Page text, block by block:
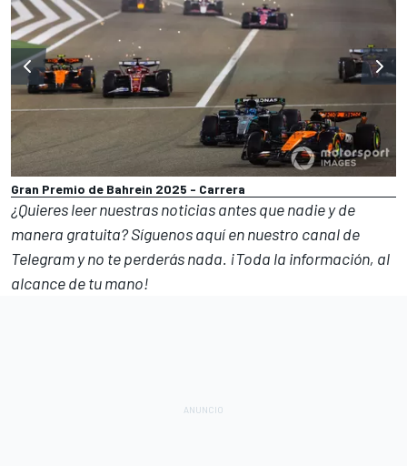
Gran Premio de Bahrein 2025 - Carrera
¿Quieres leer nuestras noticias antes que nadie y de
manera gratuita? Síguenosaquí en nuestro canal de
Telegramy no te perderás nada. ¡Toda la información, al
alcance de tu mano!